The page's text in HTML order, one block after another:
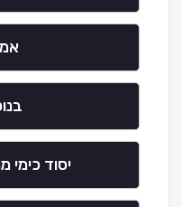
יסוד